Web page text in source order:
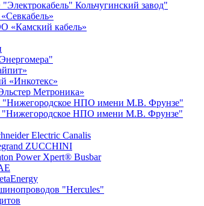
Кольчугинский завод"
«Камский кабель»
«Инкотекс»
Метроника»
НПО имени М.В. Фрунзе"
НПО имени М.В. Фрунзе"
Electric Canalis
ZUCCHINI
Power Xpert® Busbar
"Hercules"